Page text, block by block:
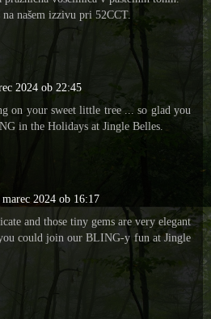
našem izzivu pri 52CCT.
2024 ob 22:45
on your sweet little tree ... so glad you
in the Holidays at Jingle Belles.
2024 ob 16:17
and those tiny gems are very elegant
could join our BLING-y fun at Jingle